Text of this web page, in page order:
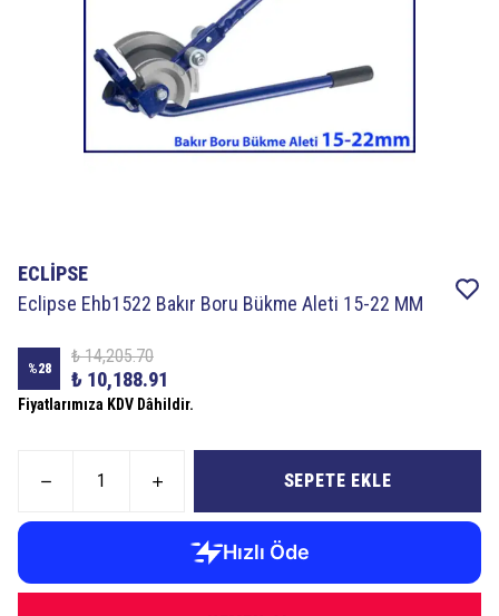
ECLİPSE
Eclipse Ehb1522 Bakır Boru Bükme Aleti 15-22 MM
%28
₺ 14,205.70
₺ 10,188.91
Fiyatlarımıza KDV Dâhildir.
SEPETE EKLE